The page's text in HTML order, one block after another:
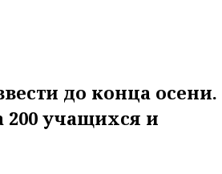
до конца осени.
200 учащихся и